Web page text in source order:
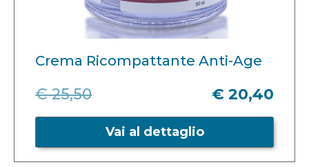
Crema Ricompattante Anti-Age
€ 25,50 € 20,40
Vai al dettaglio